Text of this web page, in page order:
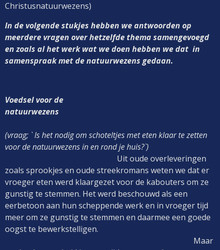
Christusnatuurwezens)
In de volgende stukjes hebben we antwoorden op
meerdere vragen over hetzelfde thema samengevoegd
en zoals al het werk wat we doen hebben we dat in
samenspraak met de natuurwezens gedaan.
Voedsel voor de
natuurwezens
(vraag; ` Is het nodig om schoteltjes met eten klaar te zetten
voor de natuurwezens in en rond je huis?`)
Uit oude overleveringen
zoals sprookjes en oude streekromans weten we dat er
vroeger eten werd klaargezet voor de kabouters om ze
gunstig te stemmen. Het werd beschouwd als een
eerbetoon aan hun scheppende werk en in vroeger tijd
meer om ze gunstig te stemmen en daarmee een goede
oogst te bewerkstelligen.
Maar